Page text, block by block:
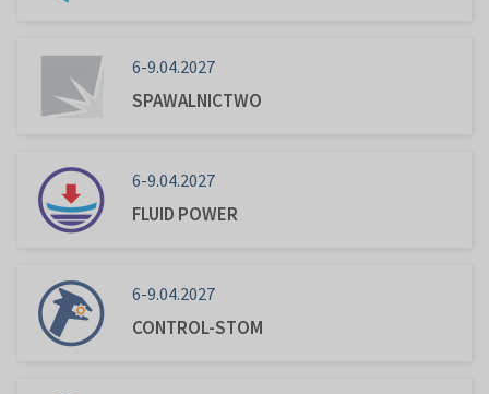
6-9.04.2027
SPAWALNICTWO
6-9.04.2027
FLUID POWER
6-9.04.2027
CONTROL-STOM